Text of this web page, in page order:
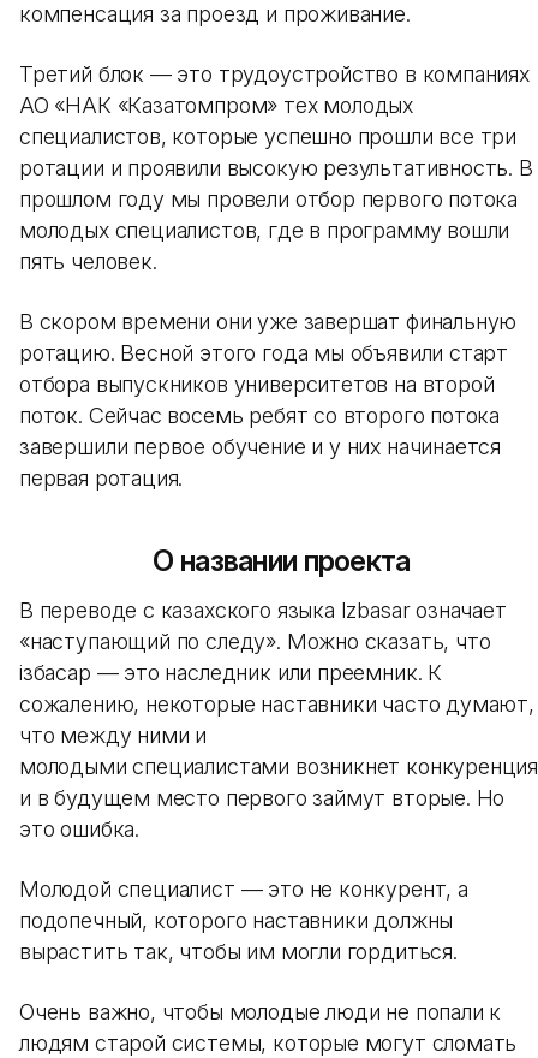
компенсация за проезд и проживание.
Третий блок — это трудоустройство в компаниях
АО «НАК «Казатомпром» тех молодых
специалистов, которые успешно прошли все три
ротации и проявили высокую результативность. В
прошлом году мы провели отбор первого потока
молодых специалистов, где в программу вошли
пять человек.
В скором времени они уже завершат финальную
ротацию. Весной этого года мы объявили старт
отбора выпускников университетов на второй
поток. Сейчас восемь ребят со второго потока
завершили первое обучение и у них начинается
первая ротация.
О названии проекта
В переводе с казахского языка Izbasar означает
«наступающий по следу». Можно сказать, что
ізбасар — это наследник или преемник. К
сожалению, некоторые наставники часто думают,
что между ними и
молодыми специалистами возникнет
и в будущем место первого займут вторые. Но
это ошибка.
Молодой специалист — это не конкурент, а
подопечный, которого наставники должны
вырастить так, чтобы им могли гордиться.
Очень важно, чтобы молодые люди не попали к
людям старой системы, которые могут сломать